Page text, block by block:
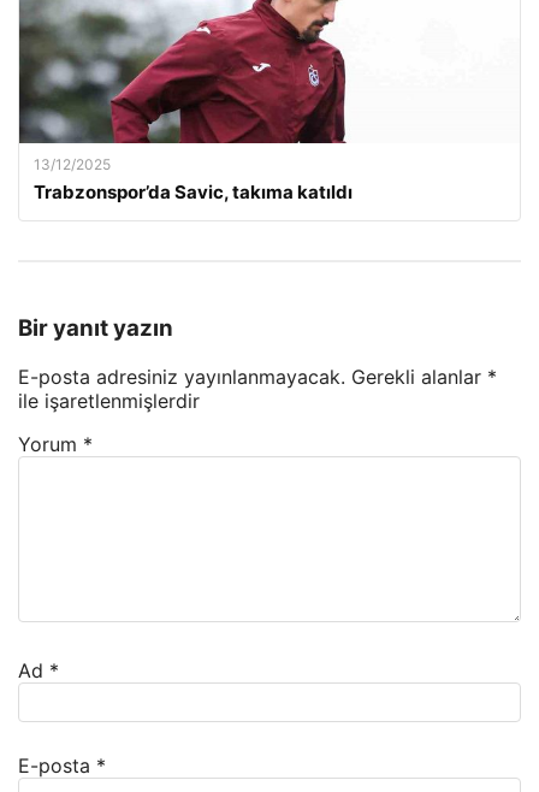
13/12/2025
Trabzonspor’da Savic, takıma katıldı
Bir yanıt yazın
E-posta adresiniz yayınlanmayacak. Gerekli alanlar *
ile işaretlenmişlerdir
Yorum *
Ad *
E-posta *